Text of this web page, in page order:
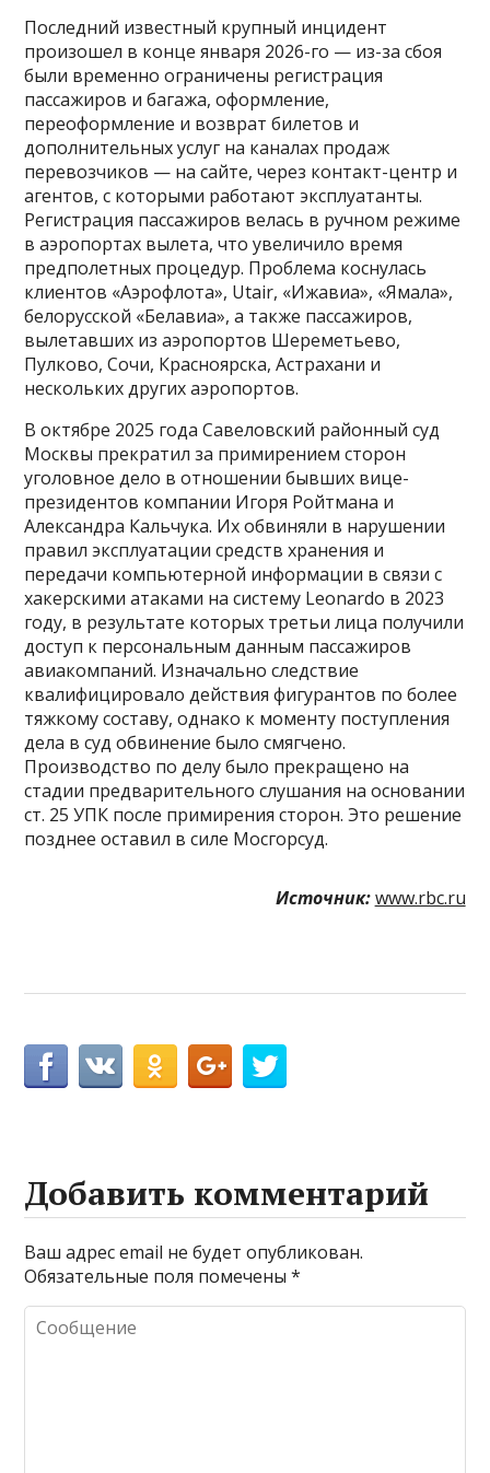
Последний известный крупный инцидент
произошел в конце января 2026-го — из-за сбоя
были временно ограничены регистрация
пассажиров и багажа, оформление,
переоформление и возврат билетов и
дополнительных услуг на каналах продаж
перевозчиков — на сайте, через контакт-центр и
агентов, с которыми работают эксплуатанты.
Регистрация пассажиров велась в ручном режиме
в аэропортах вылета, что увеличило время
предполетных процедур. Проблема коснулась
клиентов «Аэрофлота», Utair, «Ижавиа», «Ямала»,
белорусской «Белавиа», а также пассажиров,
вылетавших из аэропортов Шереметьево,
Пулково, Сочи, Красноярска, Астрахани и
нескольких других аэропортов.
В октябре 2025 года Савеловский районный суд
Москвы прекратил за примирением сторон
уголовное дело в отношении бывших вице-
президентов компании Игоря Ройтмана и
Александра Кальчука. Их обвиняли в нарушении
правил эксплуатации средств хранения и
передачи компьютерной информации в связи с
хакерскими атаками на систему Leonardo в 2023
году, в результате которых третьи лица получили
доступ к персональным данным пассажиров
авиакомпаний. Изначально следствие
квалифицировало действия фигурантов по более
тяжкому составу, однако к моменту поступления
дела в суд обвинение было смягчено.
Производство по делу было прекращено на
стадии предварительного слушания на основании
ст. 25 УПК после примирения сторон. Это решение
позднее оставил в силе Мосгорсуд.
Источник: www.rbc.ru
Добавить комментарий
Ваш адрес email не будет опубликован.
Обязательные поля помечены*